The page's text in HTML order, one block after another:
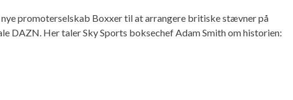
promoterselskab Boxxer til at arrangere britiske stævner på
DAZN. Her taler Sky Sports boksechef Adam Smith om historien: